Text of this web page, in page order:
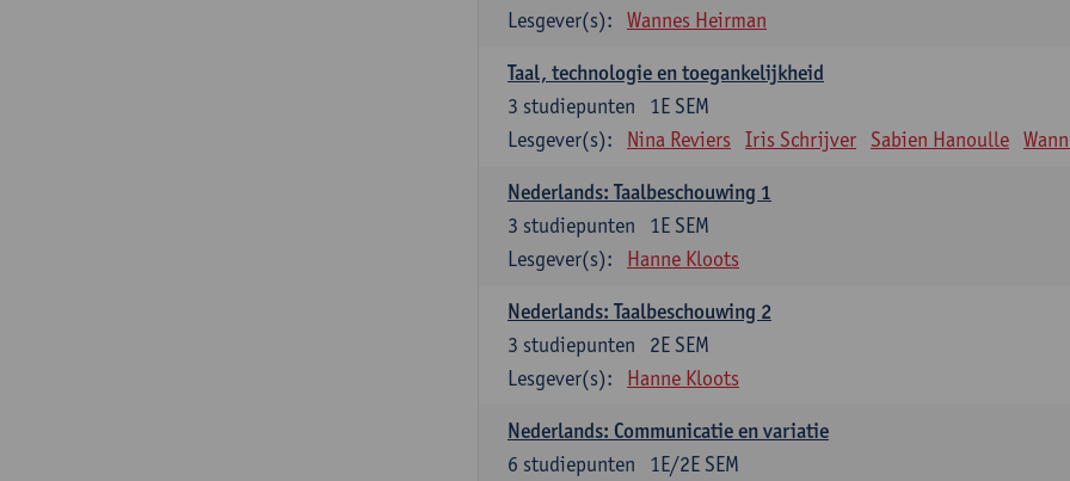
Lesgever(s):
Wannes Heirman
Taal, technologie en toegankelijkheid
1E SEM
3 studiepunten
Lesgever(s):
Nina Reviers Iris Schrijver Sabien Hanoulle
Nederlands: Taalbeschouwing 1
1E SEM
3 studiepunten
Lesgever(s):
Hanne Kloots
Nederlands: Taalbeschouwing 2
2E SEM
3 studiepunten
Lesgever(s):
Hanne Kloots
Nederlands: Communicatie en variatie
1E/2E SEM
6 studiepunten